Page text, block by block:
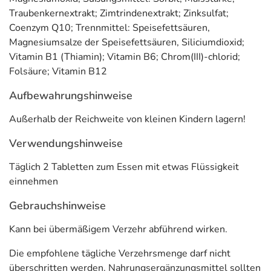
zum Essen mit etwas Flüssigkeit einnehmen.
Inhaltsstoffe pro 2 Tabletten
Inhaltsstoff pro 2 Tabletten (Tagesportion)
Traubenkernextrakt 150 mg
Zimtrindenextrakt
100 mg
***
Coenzym Q10
30 mg
Chrom
200 µg
Magnesium
Zink
20 mg
Vitamin B1
10 mg
Vitamin B6
10 mg
Traubenkernextrakt; Zimtrindenextrakt; Zinksulfat;
Coenzym Q10; Trennmittel: Speisefettsäuren,
Magnesiumsalze der Speisefettsäuren, Siliciumdioxid;
Vitamin B1 (Thiamin); Vitamin B6; Chrom(III)-chlorid;
Folsäure; Vitamin B12
Aufbewahrungshinweise
Außerhalb der Reichweite von kleinen Kindern lagern!
Verwendungshinweise
Täglich 2 Tabletten zum Essen mit etwas Flüssigkeit
einnehmen
Gebrauchshinweise
Kann bei übermäßigem Verzehr abführend wirken.
Die empfohlene tägliche Verzehrsmenge darf nicht
überschritten werden. Nahrungsergänzungsmittel sollten